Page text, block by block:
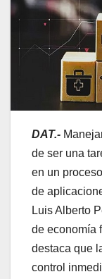
DAT.-
de ser una
en un
de
Luis Alberto
de economía
destaca que
control